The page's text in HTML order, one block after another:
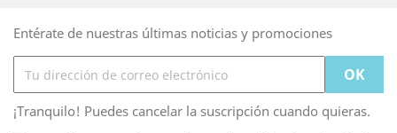
Entérate de nuestras últimas noticias y promociones
¡Tranquilo! Puedes cancelar la suscripción cuando quieras.